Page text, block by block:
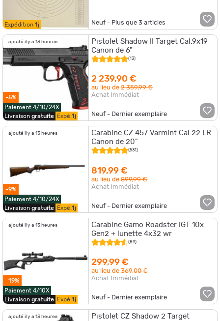
Expédition 1j Neuf - Plus que3 articles
ajouté il y a 13 heures
-5%
Paiement 4/10/24X
Livraison gratuite Expé. 1j
Pistolet Shadow II Target Cal.9x19
Canon de 6"
(13)
2 239,90 €
au lieu de2 359,99 €
Achat Immédiat
Neuf - Dernier exemplaire
ajouté il y a 13 heures
-9%
Paiement 4/10/24X
Livraison gratuite Expé. 1j
Carabine CZ 457 Varmint Cal.22 LR
Canon de 20"
(531)
819,99 €
au lieu de899,99 €
Achat Immédiat
Neuf - Dernier exemplaire
ajouté il y a 13 heures
-19%
Paiement 4/10X
Livraison gratuite Expé. 1j
Carabine Gamo Roadster IGT 10x
Gen2 + lunette 4x32 wr
(89)
299,99 €
au lieu de369,00 €
Achat Immédiat
Neuf - Dernier exemplaire
ajouté il y a 13 heures
Pistolet CZ Shadow 2 Target